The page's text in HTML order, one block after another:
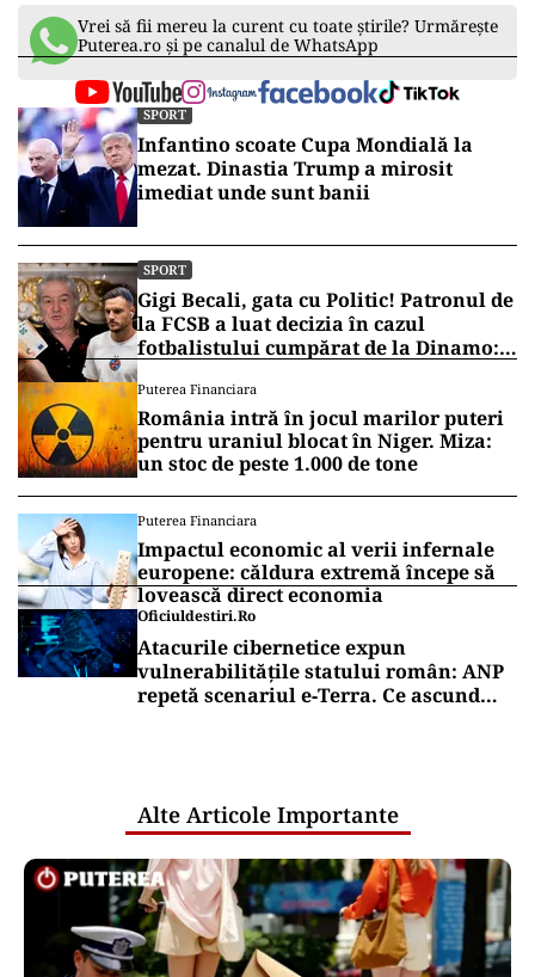
Vrei să fii mereu la curent cu toate știrile? Urmărește
Puterea.ro și pe canalul de WhatsApp
SPORT
Infantino scoate Cupa Mondială la
mezat. Dinastia Trump a mirosit
imediat unde sunt banii
SPORT
Gigi Becali, gata cu Politic! Patronul de
la FCSB a luat decizia în cazul
fotbalistului cumpărat de la Dinamo:
Puterea Financiara
România intră în jocul marilor puteri
pentru uraniul blocat în Niger. Miza:
un stoc de peste 1.000 de tone
Puterea Financiara
Impactul economic al verii infernale
europene: căldura extremă începe să
lovească direct economia
Oficiuldestiri.ro
Atacurile cibernetice expun
vulnerabilitățile statului român: ANP
repetă scenariul e‑Terra. Ce ascund
Alte Articole Importante